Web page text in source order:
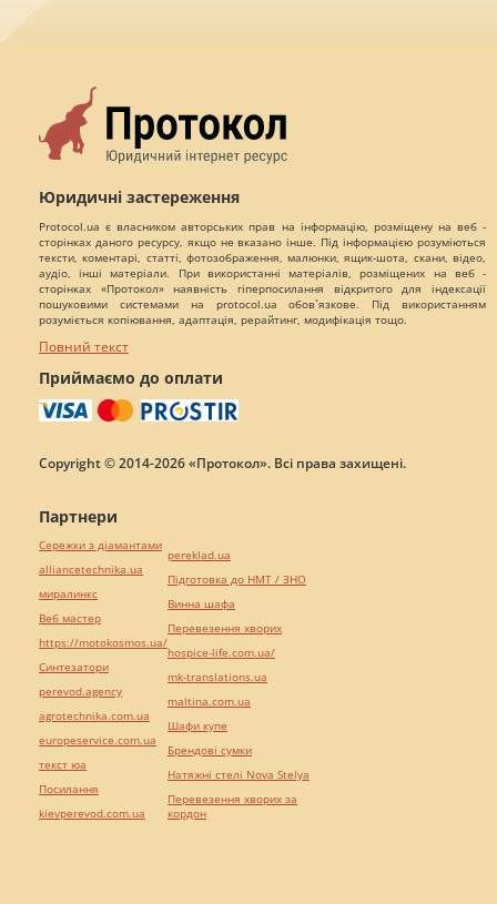
Юридичні застереження
Protocol.ua є власником авторських прав на інформацію, розміщену на веб -
сторінках даного ресурсу, якщо не вказано інше. Під інформацією розуміються
тексти, коментарі, статті, фотозображення, малюнки, ящик-шота, скани, відео,
аудіо, інші матеріали. При використанні матеріалів, розміщених на веб -
сторінках «Протокол» наявність гіперпосилання відкритого для індексації
пошуковими системами на protocol.ua обов`язкове. Під використанням
розуміється копіювання, адаптація, рерайтинг, модифікація тощо.
Повний текст
Приймаємо до оплати
Copyright © 2014-2026 «Протокол». Всі права захищені.
Партнери
Сережки з діамантами
alliancetechnika.ua
миралинкс
Веб мастер
https://motokosmos.ua/
Синтезатори
perevod.agency
agrotechnika.com.ua
europeservice.com.ua
текст юа
Посилання
kievperevod.com.ua
pereklad.ua
Підготовка до НМТ / ЗНО
Винна шафа
Перевезення хворих
hospice-life.com.ua/
mk-translations.ua
maltina.com.ua
Шафи купе
Брендові сумки
Натяжні стелі Nova Stelya
Перевезення хворих за
кордон